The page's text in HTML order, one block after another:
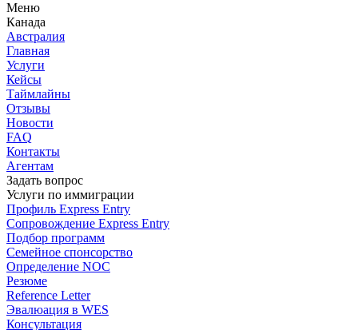
Меню
Канада
Австралия
Главная
Услуги
Кейсы
Таймлайны
Отзывы
Новости
FAQ
Контакты
Агентам
Задать вопрос
Услуги по иммиграции
Профиль Express Entry
Сопровождение Express Entry
Подбор программ
Семейное спонсорство
Определение NOC
Резюме
Reference Letter
Эвалюация в WES
Консультация